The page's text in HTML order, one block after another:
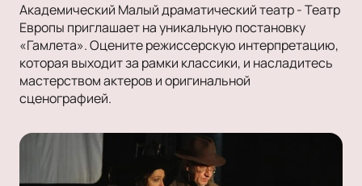
Академический Малый драматический театр - Театр
Европы приглашает на уникальную постановку
«Гамлета». Оцените режиссерскую интерпретацию,
которая выходит за рамки классики, и насладитесь
мастерством актеров и оригинальной
сценографией.